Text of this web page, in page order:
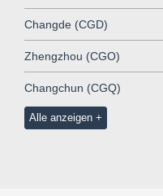
Changde (CGD)
Zhengzhou (CGO)
Changchun (CGQ)
Alle anzeigen